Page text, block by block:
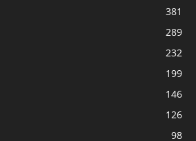
381
289
232
199
146
126
98